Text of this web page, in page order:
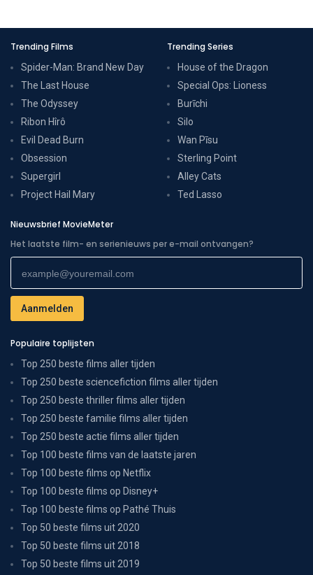
Trending Films
Spider-Man: Brand New Day
The Last House
The Odyssey
Ribon Hîrô
Evil Dead Burn
Obsession
Supergirl
Project Hail Mary
Trending Series
House of the Dragon
Special Ops: Lioness
Burīchi
Silo
Wan Pīsu
Sterling Point
Alley Cats
Ted Lasso
Nieuwsbrief MovieMeter
Het laatste film- en serienieuws per e-mail ontvangen?
Populaire toplijsten
Top 250 beste films aller tijden
Top 250 beste sciencefiction films aller tijden
Top 250 beste thriller films aller tijden
Top 250 beste familie films aller tijden
Top 250 beste actie films aller tijden
Top 100 beste films van de laatste jaren
Top 100 beste films op Netflix
Top 100 beste films op Disney+
Top 100 beste films op Pathé Thuis
Top 50 beste films uit 2020
Top 50 beste films uit 2018
Top 50 beste films uit 2019